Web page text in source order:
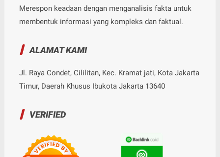
Merespon keadaan dengan menganalisis fakta untuk
membentuk informasi yang kompleks dan faktual.
ALAMAT KAMI
Jl. Raya Condet, Cililitan, Kec. Kramat jati, Kota Jakarta
Timur, Daerah Khusus Ibukota Jakarta 13640
VERIFIED